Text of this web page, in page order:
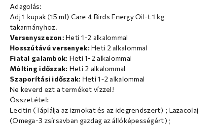
Adagolás:
Adj 1 kupak (15 ml) Care 4 Birds Energy Oil-t 1 kg
takarmányhoz.
Versenyszezon: Heti 1-2 alkalommal
Hosszútávú versenyek: Heti 2 alkalommal
Fiatal galambok: Heti 1-2 alkalommal
Mólting időszak: Heti 2 alkalommal
Szaporítási időszak: Heti 1-2 alkalommal
Ne keverd ezt a terméket vízzel!
Összetétel:
Lecitin (Táplálja az izmokat és az idegrendszert) ; Lazacolaj
(Omega-3 zsírsavban gazdag az állóképességért) ;